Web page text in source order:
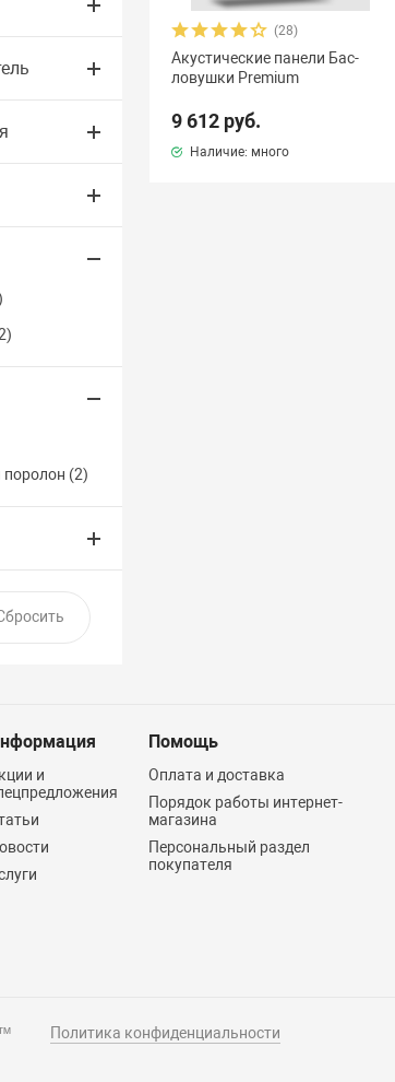
)
поролон (2)
(28)
Акустические панели Бас-
ловушки Premium
9 612 руб.
Наличие: много
и
Помощь
Оплата и доставка
Порядок работы интернет-
магазина
Персональный раздел
покупателя
Политика конфиденциальности